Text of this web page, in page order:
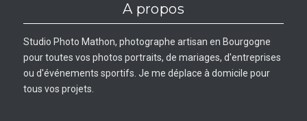
A propos
Studio Photo Mathon, photographe artisan en Bourgogne
pour toutes vos photos portraits, de mariages, d'entreprises
ou d'événements sportifs. Je me déplace à domicile pour
tous vos projets.